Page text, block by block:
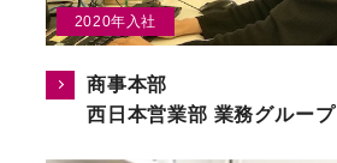
2020年入社
商事本部
西日本営業部 業務グループ